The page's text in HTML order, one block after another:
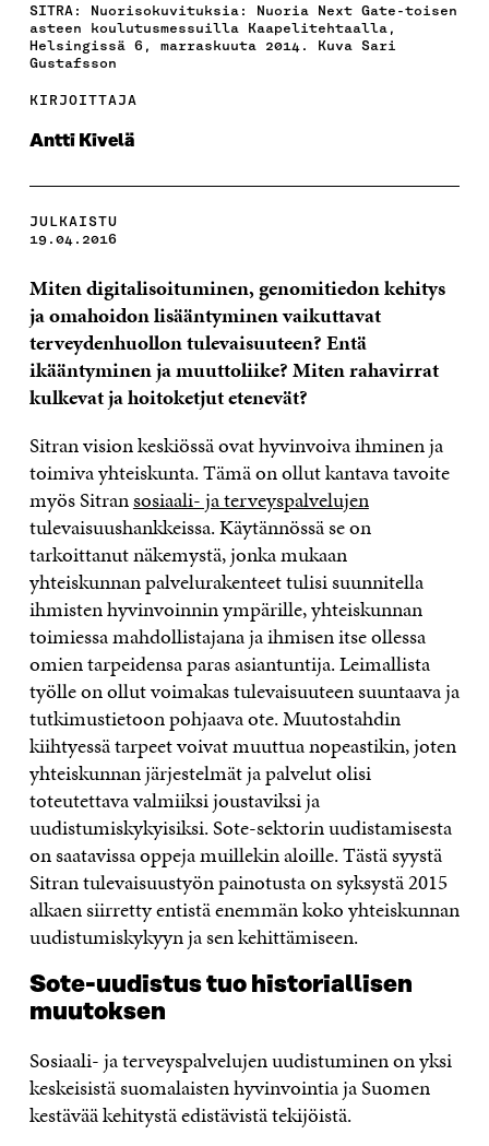
SITRA: Nuorisokuvituksia: Nuoria Next Gate-toisen
asteen koulutusmessuilla Kaapelitehtaalla,
Helsingissä 6, marraskuuta 2014. Kuva Sari
Gustafsson
KIRJOITTAJA
Antti Kivelä
JULKAISTU
19.04.2016
Miten digitalisoituminen, genomitiedon kehitys
ja omahoidon lisääntyminen vaikuttavat
terveydenhuollon tulevaisuuteen? Entä
ikääntyminen ja muuttoliike? Miten rahavirrat
kulkevat ja hoitoketjut etenevät?
Sitran vision keskiössä ovat hyvinvoiva ihminen ja
toimiva yhteiskunta. Tämä on ollut kantava tavoite
myös Sitransosiaali- ja terveyspalvelujen
tulevaisuushankkeissa. Käytännössä se on
tarkoittanut näkemystä, jonka mukaan
yhteiskunnan palvelurakenteet tulisi suunnitella
ihmisten hyvinvoinnin ympärille, yhteiskunnan
toimiessa mahdollistajana ja ihmisen itse ollessa
omien tarpeidensa paras asiantuntija. Leimallista
työlle on ollut voimakas tulevaisuuteen suuntaava ja
tutkimustietoon pohjaava ote. Muutostahdin
kiihtyessä tarpeet voivat muuttua nopeastikin, joten
yhteiskunnan järjestelmät ja palvelut olisi
toteutettava valmiiksi joustaviksi ja
uudistumiskykyisiksi. Sote-sektorin uudistamisesta
on saatavissa oppeja muillekin aloille. Tästä syystä
Sitran tulevaisuustyön painotusta on syksystä 2015
alkaen siirretty entistä enemmän koko yhteiskunnan
uudistumiskykyyn ja sen kehittämiseen.
Sote-uudistus tuo historiallisen
muutoksen
Sosiaali- ja terveyspalvelujen uudistuminen on yksi
keskeisistä suomalaisten hyvinvointia ja Suomen
kestävää kehitystä edistävistä tekijöistä.